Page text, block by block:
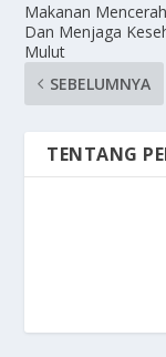
Makanan
Dan Menjaga
Mulut
SEBELUMNYA
TENTANG